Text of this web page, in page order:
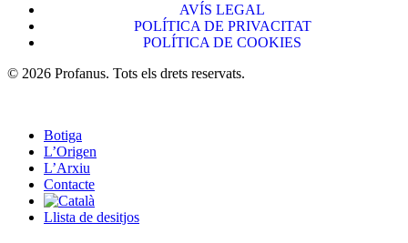
AVÍS LEGAL
POLÍTICA DE PRIVACITAT
POLÍTICA DE COOKIES
© 2026 Profanus. Tots els drets reservats.
Botiga
L’Origen
L’Arxiu
Contacte
Llista de desitjos